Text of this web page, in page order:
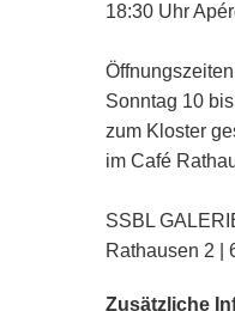
18:30 Uhr
Sonntag 10
zum Kloster
im Café
SSBL
Rathausen 2 |
Zusätzliche